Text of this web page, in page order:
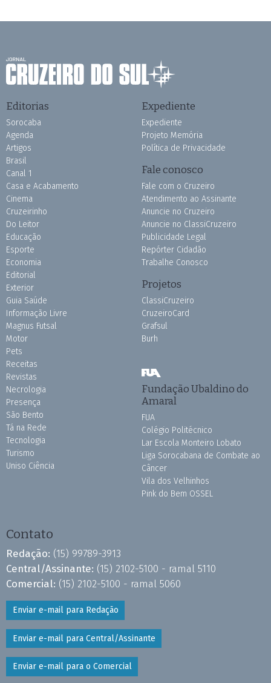
Editorias
Sorocaba
Agenda
Artigos
Brasil
Canal 1
Casa e Acabamento
Cinema
Cruzeirinho
Do Leitor
Educação
Esporte
Economia
Editorial
Exterior
Guia Saúde
Informação Livre
Magnus Futsal
Motor
Pets
Receitas
Revistas
Necrologia
Presença
São Bento
Tá na Rede
Tecnologia
Turismo
Uniso Ciência
Expediente
Expediente
Projeto Memória
Política de Privacidade
Fale conosco
Fale com o Cruzeiro
Atendimento ao Assinante
Anuncie no Cruzeiro
Anuncie no ClassiCruzeiro
Publicidade Legal
Repórter Cidadão
Trabalhe Conosco
Projetos
ClassiCruzeiro
CruzeiroCard
Grafsul
Burh
Fundação Ubaldino do
Amaral
FUA
Colégio Politécnico
Lar Escola Monteiro Lobato
Liga Sorocabana de Combate ao
Câncer
Vila dos Velhinhos
Pink do Bem OSSEL
Contato
Redação: (15) 99789-3913
Central/Assinante: (15) 2102-5100 - ramal 5110
Comercial: (15) 2102-5100 - ramal 5060
Enviar e-mail para Redação
Enviar e-mail para Central/Assinante
Enviar e-mail para o Comercial